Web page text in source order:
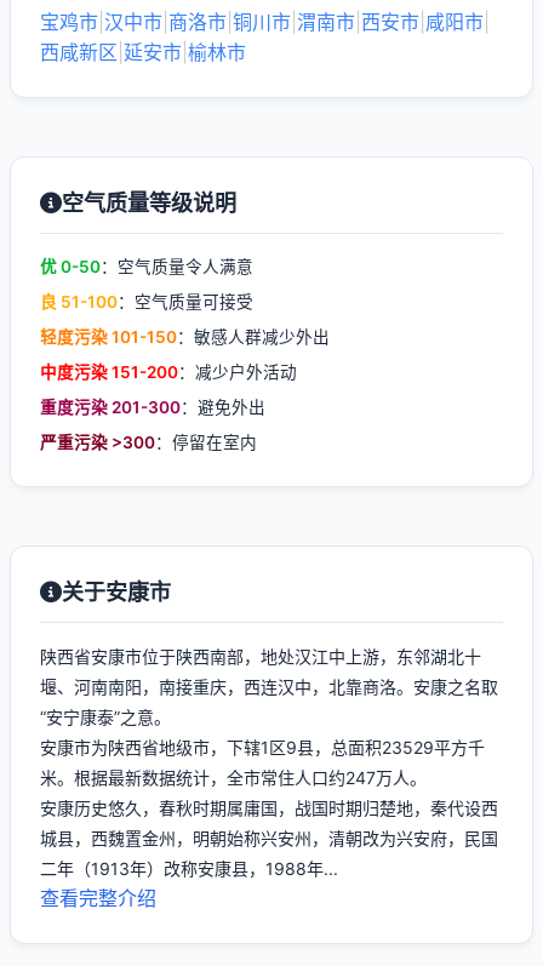
宝鸡市 汉中市 商洛市 铜川市 渭南市 西安市 咸阳市
西咸新区 延安市 榆林市
空气质量等级说明
优 0-50：空气质量令人满意
良 51-100：空气质量可接受
轻度污染 101-150：敏感人群减少外出
中度污染 151-200：减少户外活动
重度污染 201-300：避免外出
严重污染 >300：停留在室内
关于安康市
陕西省安康市位于陕西南部，地处汉江中上游，东邻湖北十
堰、河南南阳，南接重庆，西连汉中，北靠商洛。安康之名取
“安宁康泰”之意。
安康市为陕西省地级市，下辖1区9县，总面积23529平方千
米。根据最新数据统计，全市常住人口约247万人。
安康历史悠久，春秋时期属庸国，战国时期归楚地，秦代设西
城县，西魏置金州，明朝始称兴安州，清朝改为兴安府，民国
二年（1913年）改称安康县，1988年...
查看完整介绍